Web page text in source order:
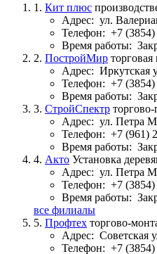
1. Кит плюс
Адрес: ул.
Телефон: +7
Время работы:
2. ПостройМир
Адрес: Иркутская
Телефон: +7
Время работы:
3. СтройСпектр
Адрес: ул. Петра
Телефон: +7 (961)
Время работы:
4. Акто Установка
Адрес: ул. Петра
Телефон: +7
Время работы:
все филиалы
5. Профтех торгово-
Адрес: Советская
Телефон: +7